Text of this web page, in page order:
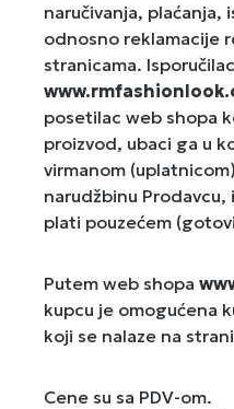
naručivanja, plaćanja,
odnosno reklamacije
stranicama.
posetilac web shopa
proizvod, ubaci ga u
virmanom
narudžbinu Prodavcu,
plati pouzećem
Putem web shopa
kupcu je omogućena
koji se nalaze na
Cene su sa PDV-om.